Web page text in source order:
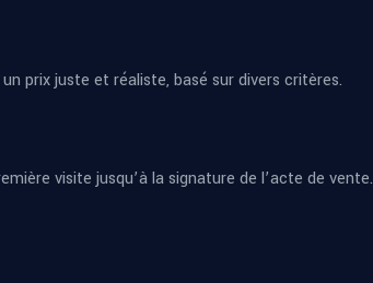
prix juste et réaliste, basé sur divers critères.
visite jusqu’à la signature de l’acte de vente.